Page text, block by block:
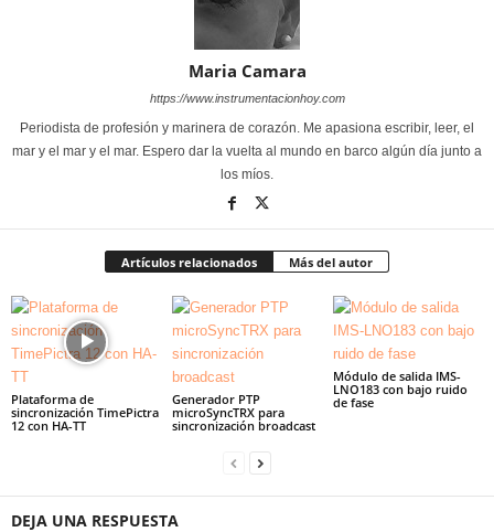
Maria Camara
https://www.instrumentacionhoy.com
Periodista de profesión y marinera de corazón. Me apasiona escribir, leer, el
mar y el mar y el mar. Espero dar la vuelta al mundo en barco algún día junto a
los míos.
Artículos relacionados Más del autor
Plataforma de
sincronización TimePictra
12 con HA-TT
Generador PTP
microSyncTRX para
sincronización broadcast
Módulo de salida IMS-
LNO183 con bajo ruido
de fase
DEJA UNA RESPUESTA